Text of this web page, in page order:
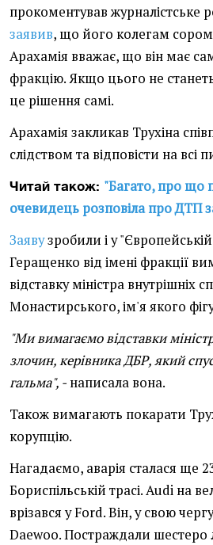
прокоментував журналістське
заявив, що його колегам
Арахамія вважає, що він має
фракцію. Якщо цього не
це рішення самі.
Арахамія закликав Трухіна
слідством та відповісти на всі
Читай також: "Багато, про що
очевидець розповіла про ДТП
Заявузробили і у
Геращенко від імені фракції
відставку міністра внутрішніх
Монастирського, ім'я якого
"Ми вимагаємо відставки
злочин, керівника ДБР, який
гальма", - написала вона.
Також вимагають покарати
корупцію.
Нагадаємо, аварія сталася ще
Бориспільській трасі. Audi на
врізався у Ford. Він, у свою
Daewoo. Постраждали шестеро